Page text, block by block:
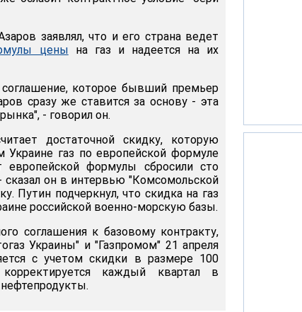
заявлял, что и его страна ведет
цены на газ и надеется на их
которое бывший премьер
сразу же ставится за основу - эта
- говорил он.
достаточной скидку, которую
Украине газ по европейской формуле
формулы сбросили сто
сказал он в интервью "Комсомольской
Путин подчеркнул, что скидка на газ
российской военно-морскую базы.
соглашения к базовому контракту,
Украины" и "Газпромом" 21 апреля
с учетом скидки в размере 100
каждый квартал в